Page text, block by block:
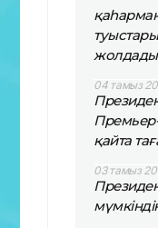
жолдады
04 тамыз
қайта
03 тамыз